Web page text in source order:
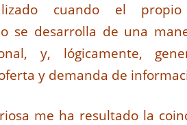
cuando el
se desarrolla de una
y, lógicamente,
y demanda de
me ha resultado la